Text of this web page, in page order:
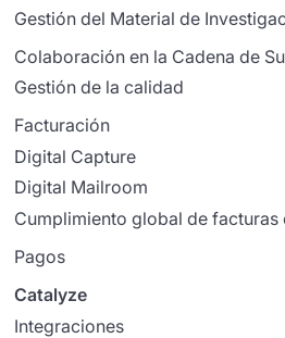
Gestión del Material de
Colaboración en la Cadena de
Gestión de la calidad
Facturación
Digital Capture
Digital Mailroom
Cumplimiento global de facturas
Pagos
Catalyze
Integraciones